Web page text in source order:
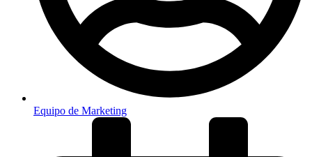
Equipo de Marketing